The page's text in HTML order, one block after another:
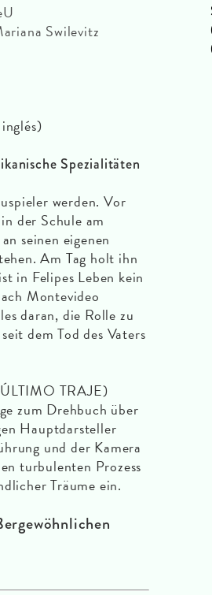
Swilevitz
Spezialitäten
werden. Vor
der Schule am
seinen eigenen
Am Tag holt ihn
in Felipes Leben kein
Montevideo
daran, die Rolle zu
dem Tod des Vaters
TRAJE)
zum Drehbuch über
Hauptdarsteller
und der Kamera
turbulenten Prozess
Träume ein.